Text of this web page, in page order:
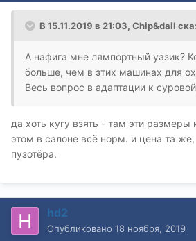
В 15.11.2019 в 21:03, Chip&dail
А нафига мне лямпортный уазик?
больше, чем в этих машинах для
Весь вопрос в адаптации к
да хоть кугу взять - там эти размеры
этом в салоне всё норм. и цена та же,
пузотёра.
hd2
Опубликовано 18 ноября, 2019